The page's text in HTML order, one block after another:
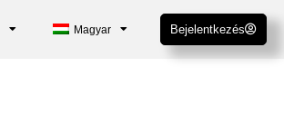
Magyar Bejelentkezés